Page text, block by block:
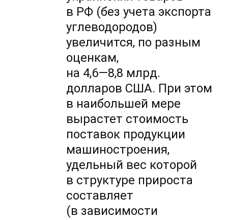
в РФ (без учета экспорта
углеводородов)
увеличится, по разным
оценкам,
на 4,6—8,8 млрд.
долларов США. При этом
в наибольшей мере
вырастет стоимость
поставок продукции
машиностроения,
удельный вес которой
в структуре прироста
составляет
(в зависимости